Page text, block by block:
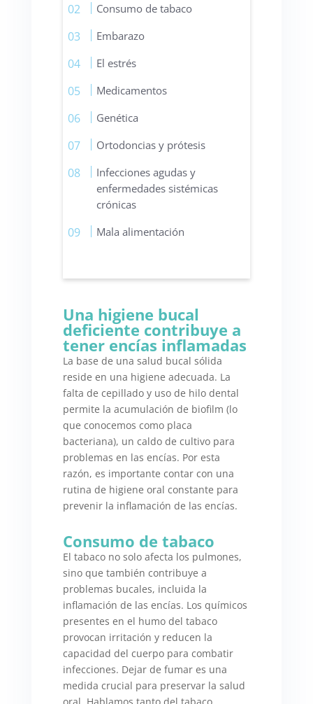
Consumo de tabaco
Embarazo
El estrés
Medicamentos
Genética
Ortodoncias y prótesis
Infecciones agudas y
enfermedades sistémicas
crónicas
Mala alimentación
Una higiene bucal
deficiente contribuye a
tener encías inflamadas
La base de una salud bucal sólida
reside en una higiene adecuada. La
falta de cepillado y uso de hilo dental
permite la acumulación de biofilm (lo
que conocemos como placa
bacteriana), un caldo de cultivo para
problemas en las encías. Por esta
razón, es importante contar con una
rutina de higiene oral constante para
prevenir la inflamación de las encías.
Consumo de tabaco
El tabaco no solo afecta los pulmones,
sino que también contribuye a
problemas bucales, incluida la
inflamación de las encías. Los químicos
presentes en el humo del tabaco
provocan irritación y reducen la
capacidad del cuerpo para combatir
infecciones. Dejar de fumar es una
medida crucial para preservar la salud